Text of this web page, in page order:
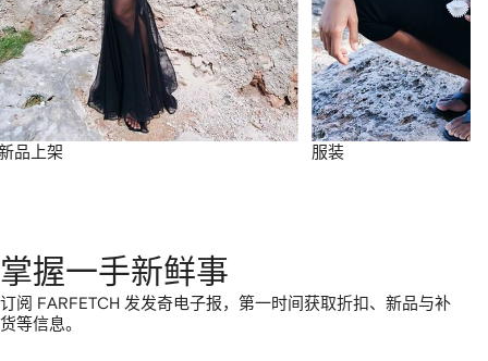
品上架 服装
掌握一手新鲜事
订阅 FARFETCH 发发奇电子报，第一时间获取折扣、新品与补
货等信息。